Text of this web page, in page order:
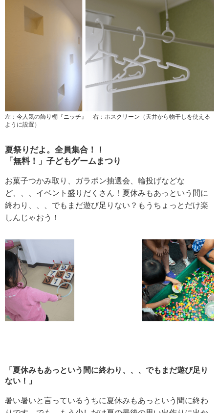
左：今人気の飾り棚『ニッチ』 右：ホスクリーン（天井から物干しを使える
ように設置）
夏祭りだよ。全員集合！！
「無料！」子どもゲームまつり
お菓子つかみ取り、ガラポン抽選会、輪投げなどな
ど、、、イベント盛りだくさん！夏休みもあっという間に
終わり、、、でもまだ遊び足りない？もうちょっとだけ楽
しんじゃおう！
「夏休みもあっという間に終わり、、、でもまだ遊び足り
ない！」
暑い暑いと言っているうちに夏休みもあっという間に終わ